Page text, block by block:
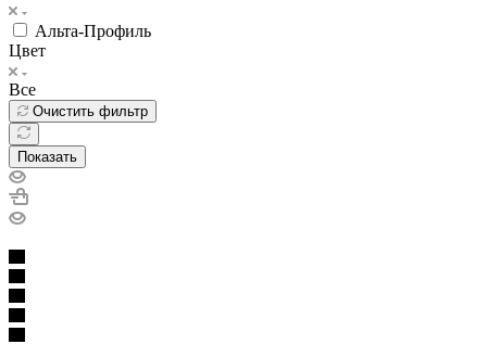
Альта-Профиль
Цвет
Все
Очистить фильтр
Показать